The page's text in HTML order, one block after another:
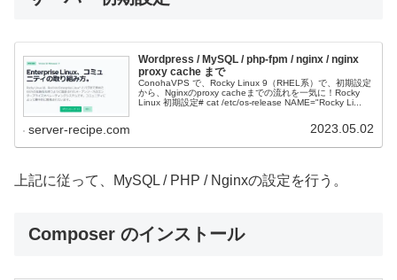
Wordpress / MySQL / php-fpm / nginx / nginx
proxy cache まで
ConohaVPS で、Rocky Linux 9（RHEL系）で、初期設定
から、Nginxのproxy cacheまでの流れを一気に！Rocky
Linux 初期設定# cat /etc/os-release NAME="Rocky Li...
server-recipe.com 2023.05.02
上記に従って、MySQL / PHP / Nginxの設定を行う。
Composer のインストール